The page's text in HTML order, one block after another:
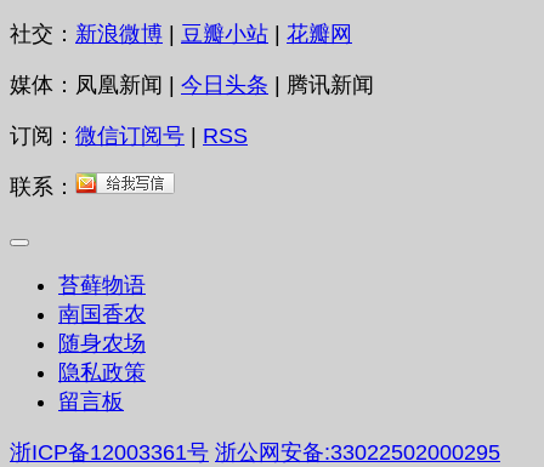
社交： 新浪微博 | 豆瓣小站 | 花瓣网
媒体：凤凰新闻 | 今日头条 | 腾讯新闻
订阅： 微信订阅号 | RSS
联系：
苔藓物语
南国香农
随身农场
隐私政策
留言板
浙ICP备12003361号 浙公网安备:33022502000295